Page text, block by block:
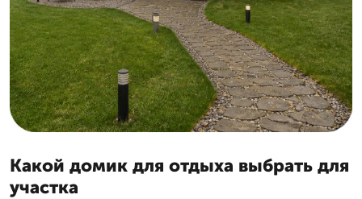
Какой домик для отдыха выбрать для
участка